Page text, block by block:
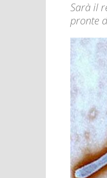
Sarà il
pronte